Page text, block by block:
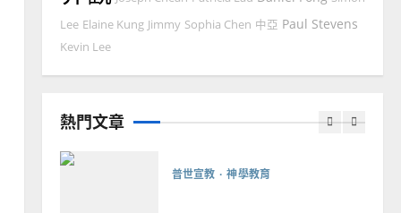
Lee Elaine Kung Jimmy Sophia Chen 中亞 Paul Stevens
Kevin Lee
熱門文章
1
2
福音未及之民的定義、現況
2025-02-18
普世宣教 神學教育